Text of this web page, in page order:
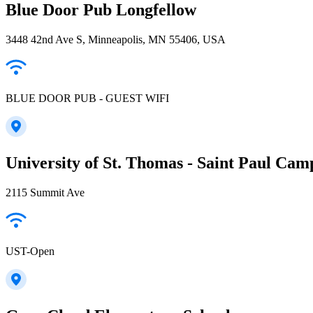
Blue Door Pub Longfellow
3448 42nd Ave S, Minneapolis, MN 55406, USA
BLUE DOOR PUB - GUEST WIFI
University of St. Thomas - Saint Paul
2115 Summit Ave
UST-Open